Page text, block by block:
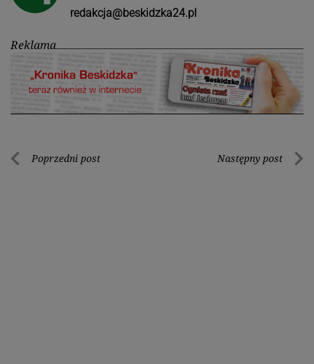
redakcja@beskidzka24.pl
Reklama
Nawigacja
Poprzedni post Następny post